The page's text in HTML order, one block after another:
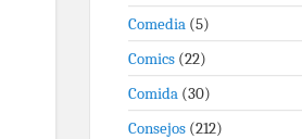
Comedia (5)
Comics (22)
Comida (30)
Consejos (212)